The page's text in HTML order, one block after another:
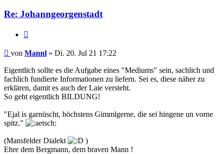
Re: Johanngeorgenstadt
Beitrag
von Mannl » Di. 20. Jul 21 17:22
Eigentlich sollte es die Aufgabe eines "Mediums" sein, sachlich und
fachlich fundierte Informationen zu liefern. Sei es, diese näher zu
erklären, damit es auch der Laie versteht.
So geht eigentlich BILDUNG!
"Ejal is garnüscht, höchstens Gimmlgerne, die sei hingene un vorne
spitz."
(Mansfelder Dialekt
)
Ehre dem Bergmann, dem braven Mann !